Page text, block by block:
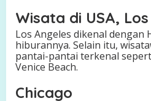
Wisata di USA,
Los Angeles dikenal dengan
hiburannya. Selain itu,
pantai-pantai terkenal
Venice Beach.
Chicago